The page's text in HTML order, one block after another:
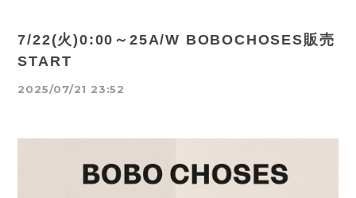
7/22(火)0:00～25A/W BOBOCHOSES販売
START
2025/07/21 23:52